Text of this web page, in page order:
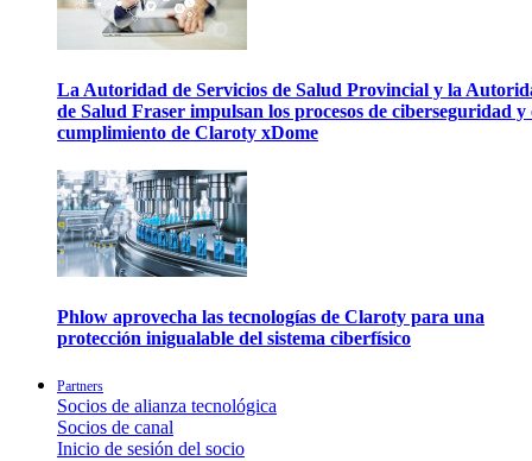
La Autoridad de Servicios de Salud Provincial y la
de Salud Fraser impulsan los procesos de ciberseguridad y
cumplimiento de Claroty xDome
Phlow aprovecha las tecnologías de Claroty para una
protección inigualable del sistema ciberfísico
Partners
Socios de alianza tecnológica
Socios de canal
Inicio de sesión del socio